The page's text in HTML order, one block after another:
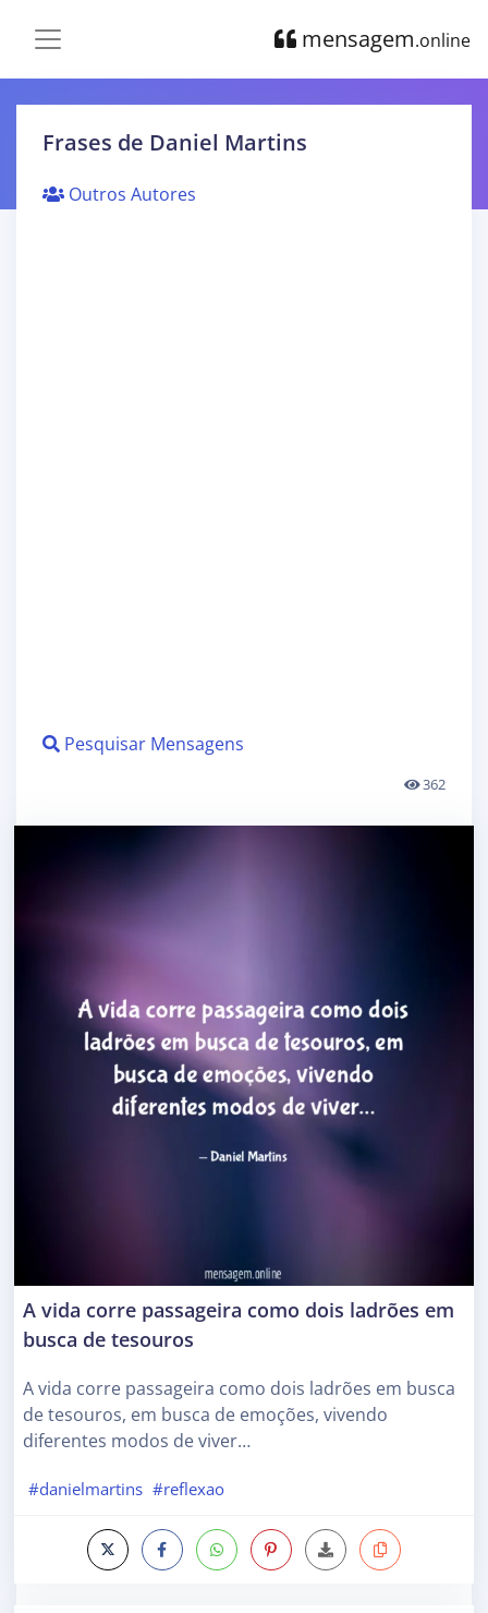
mensagem.online
Frases de Daniel Martins
Outros Autores
Pesquisar Mensagens
362
A vida corre passageira como dois ladrões em
busca de tesouros
A vida corre passageira como dois ladrões em busca
de tesouros, em busca de emoções, vivendo
diferentes modos de viver…
#danielmartins #reflexao